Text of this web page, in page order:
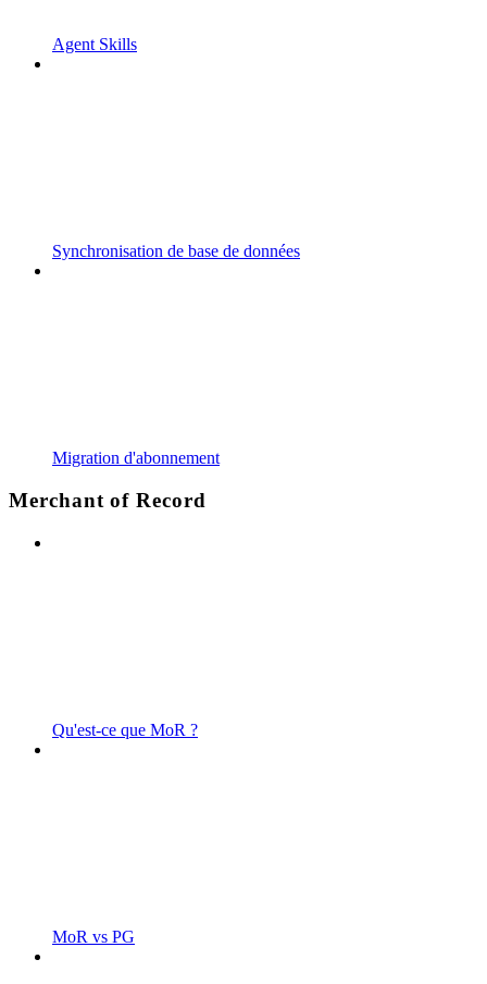
Agent Skills
Synchronisation de base de données
Migration d'abonnement
Merchant of Record
Qu'est-ce que MoR ?
MoR vs PG